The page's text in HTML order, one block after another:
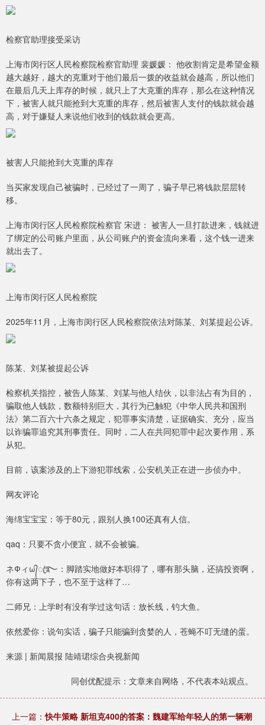
检察官助理接受采访
上海市闵行区人民检察院检察官助理 裴媛媛： 他收割肯定是希望金额
越大越好，越大的克重对于他们最后一拨的收益就会越高，所以他们
在最后几天上库存的时候，就只上了大克重的库存，那么在这种情况
下，被害人就只能抢到大克重的库存，然后被害人支付的钱款就会越
高，对于嫌疑人来说他们收到的钱款就会更高。
被害人只能抢到大克重的库存
当买家发现自己被骗时，已经过了一周了，骗子早已将钱款层层转
移。
上海市闵行区人民检察院检察官 宋进： 被害人一旦打款进来，钱就进
了绑定的公司账户里面，从公司账户的资金流向来看，这个钱一进来
就出去了。
上海市闵行区人民检察院
2025年11月，上海市闵行区人民检察院依法对陈某、刘某提起公诉。
陈某、刘某被提起公诉
检察机关指控，被告人陈某、刘某与他人结伙，以非法占有为目的，
骗取他人钱款，数额特别巨大，其行为已触犯《中华人民共和国刑
法》第二百六十六条之规定，犯罪事实清楚，证据确实、充分，应当
以诈骗罪追究其刑事责任。同时，二人在共同犯罪中起次要作用，系
从犯。
目前，该案涉及的上下游犯罪线索，公安机关正在进一步侦办中。
网友评论
海绵宝宝宝：等于80元，跟别人换100还真有人信。
qaq：只要不贪小便宜，就不会被骗。
ネФィω᭄ꦿ࿐：脚踏实地做好本职得了，哪有那头脑，还搞投资啊，
你有这两下子，也不至于这样了…
二师兄：上学时有没有学过这句话：放长线，钓大鱼。
依然爱你：说句实话，骗子只能骗到贪婪的人，苍蝇不叮无缝的蛋。
来源 | 新闻晨报 陆靖珺综合央视新闻
同创优配提示：文章来自网络，不代表本站观点。
上一篇：快牛策略 新坦克400的答案：魏建军给年轻人的第一辆潮